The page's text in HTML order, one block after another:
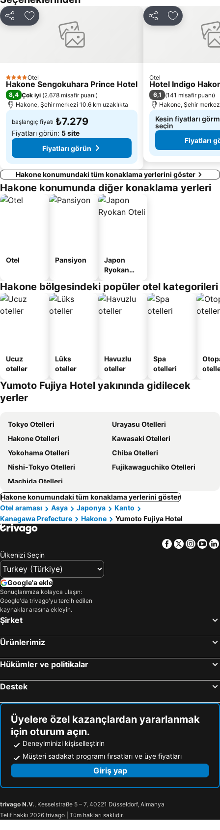
Paylaş Favorilerime ekle
4 YıldızOtel
Hakone Sengokuhara Prince Hotel
8,4 Çok iyi (2.678 misafir puanı)
Hakone, Şehir merkezi 10.6 km uzaklıkta
başlangıç fiyatı ₺7.279
Fiyatları görün: 5 site
Fiyatları görün
Paylaş Favorilerime
Otel
Hotel Indigo
6,1 (141 misafir puanı)
Hakone, Şehir
Kesin fiyatları
seçin
Fiyatları
Hakone konumundaki tüm konaklama yerlerini göster
Hakone konumunda diğer konaklama yerleri
Otel Pansiyon
Japon
Ryokan
Hakone bölgesindeki popüler otel kategorileri
Ucuz
oteller
Lüks
oteller
Havuzlu
oteller
Spa
otelleri
Yumoto Fujiya Hotel yakınında gidilecek
yerler
Tokyo Otelleri
Urayasu Otelleri
Hakone Otelleri
Kawasaki Otelleri
Yokohama Otelleri
Chiba Otelleri
Nishi-Tokyo Otelleri
Fujikawaguchiko Otelleri
Machida Otelleri
Hakone konumundaki tüm konaklama yerlerini göster
Otel araması
Asya Japonya
Kanto
Kanagawa Prefecture
Hakone Yumoto Fujiya Hotel
Facebook
Twitter
Ülkenizi Seçin
Google'a ekle
Sonuçlarımıza kolayca ulaşın:
Google'da trivago'yu tercih edilen
kaynaklar arasına ekleyin.
Şirket
Ürünlerimiz
Hükümler ve politikalar
Destek
Üyelere özel kazançlardan yararlanmak
için oturum açın.
Deneyiminizi kişiselleştirin
Müşteri sadakat programı fırsatları ve üye fiyatları
Giriş yap
trivago N.V., Kesselstraße 5 – 7, 40221 Düsseldorf, Almanya
Telif hakkı 2026 trivago | Tüm hakları saklıdır.